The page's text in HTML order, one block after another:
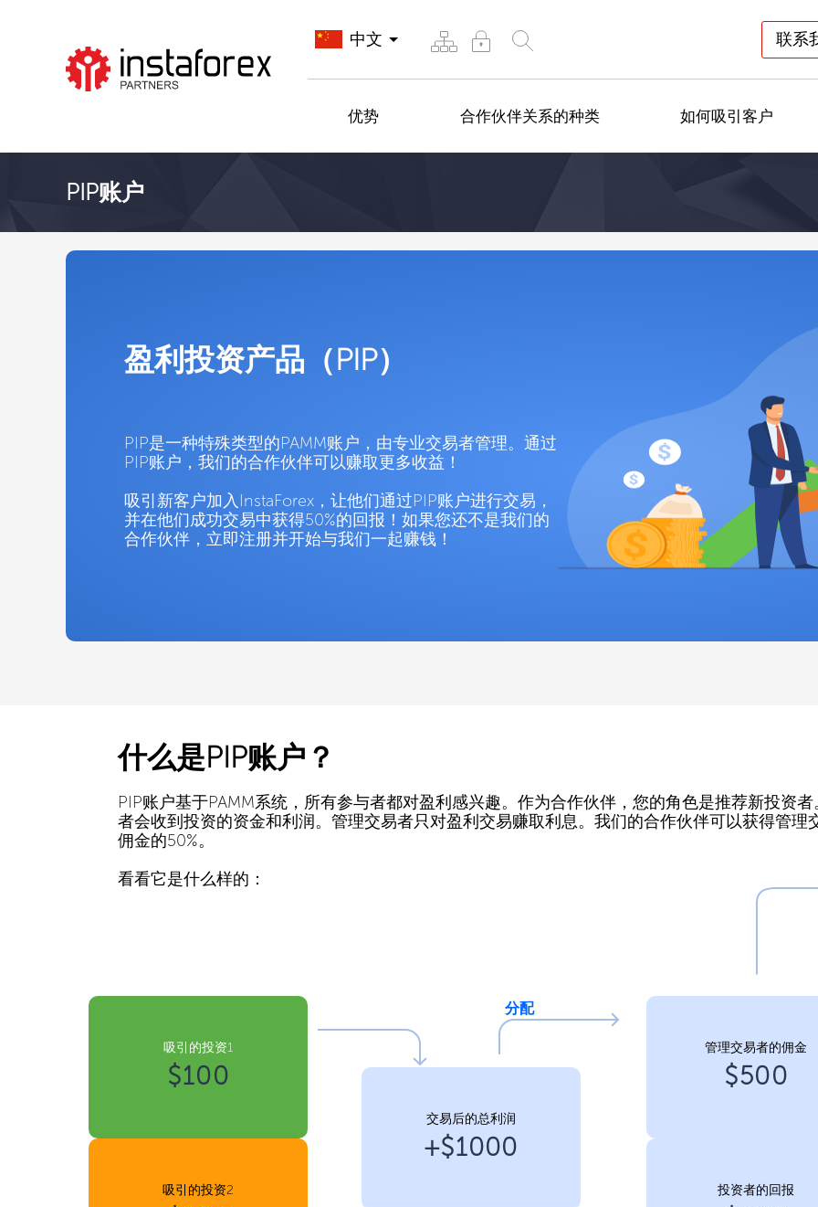
中文 联系
优势 合作伙伴关系的种类 如何吸引客户
PIP账户
盈利投资产品（PIP）
PIP是一种特殊类型的PAMM账户，由专业交易者管理。通过
PIP账户，我们的合作伙伴可以赚取更多收益！
吸引新客户加入InstaForex，让他们通过PIP账户进行交易，
并在他们成功交易中获得50%的回报！如果您还不是我们的
合作伙伴，立即注册并开始与我们一起赚钱！
什么是PIP账户？
PIP账户基于PAMM系统，所有参与者都对盈利感兴趣。作为合作伙伴，您的角色是推荐新投资者
者会收到投资的资金和利润。管理交易者只对盈利交易赚取利息。我们的合作伙伴可以获得管理
佣金的50%。
看看它是什么样的：
吸引的投资1
$100
吸引的投资2
交易后的总利润
+$1000
分配
管理交易者的佣金
$500
投资者的回报